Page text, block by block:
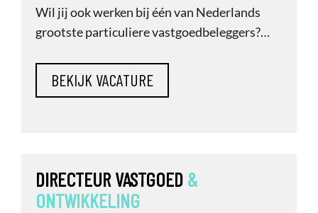
Wil jij ook werken bij één van Nederlands
grootste particuliere vastgoedbeleggers?
financial die energie krijgt van cijfers én
samenwerking? Bij Urban Interest in Den
DIRECTEUR VASTGOED &
ONTWIKKELING